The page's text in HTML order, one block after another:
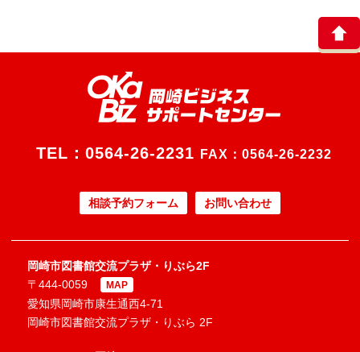
TEL： 0564-26-2231 FAX：0564-26-2232
相談予約フォーム お問い合わせ
岡崎市図書館交流プラザ・りぶら2F
〒444-0059
MAP
愛知県岡崎市康生通西4-71
岡崎市図書館交流プラザ・りぶら 2F